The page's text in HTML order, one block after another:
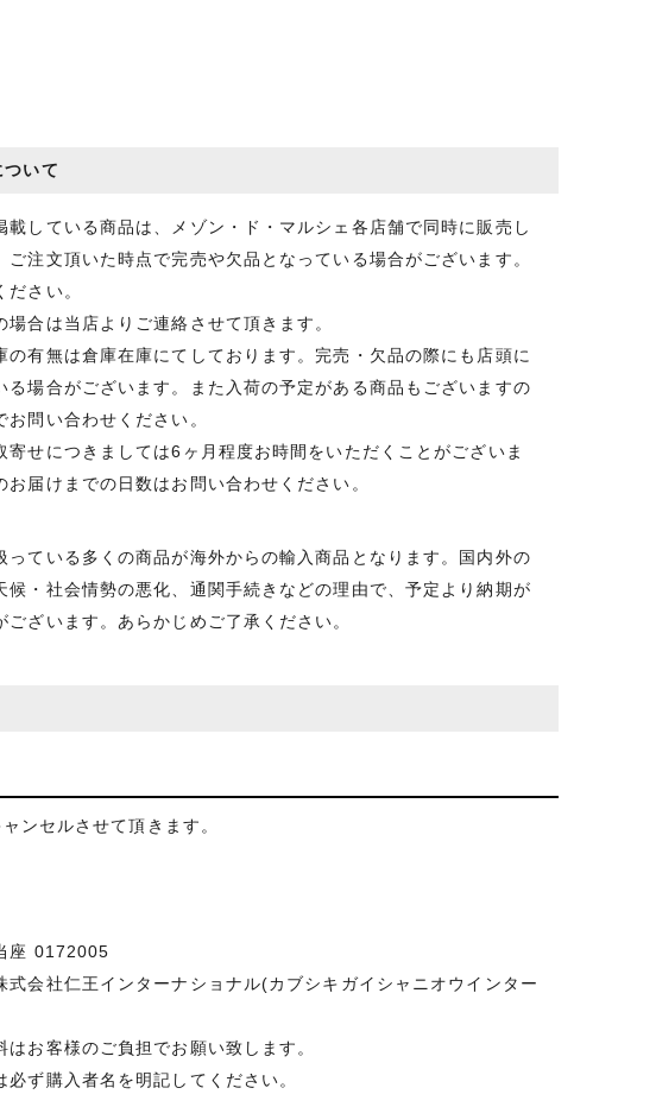
ついて
載している商品は、メゾン・ド・マルシェ各店舗で同時に販売し
ご注文頂いた時点で完売や欠品となっている場合がございます。
ださい。
場合は当店よりご連絡させて頂きます。
の有無は倉庫在庫にてしております。完売・欠品の際にも店頭に
る場合がございます。また入荷の予定がある商品もございますの
お問い合わせください。
寄せにつきましては6ヶ月程度お時間をいただくことがございま
お届けまでの日数はお問い合わせください。
っている多くの商品が海外からの輸入商品となります。国内外の
候・社会情勢の悪化、通関手続きなどの理由で、予定より納期が
ございます。あらかじめご了承ください。
ンセルさせて頂きます。
座 0172005
式会社仁王インターナショナル(カブシキガイシャニオウインター
お客様のご負担でお願い致します。
必ず購入者名を明記してください。